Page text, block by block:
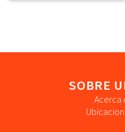
SOBRE
Acerca